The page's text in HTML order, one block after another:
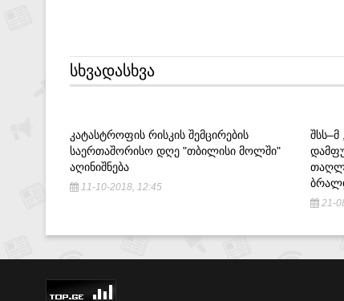
ᲡᲮᲕᲐᲓᲐᲡᲮᲕᲐ
ᲙᲐᲢᲐᲡᲢᲠᲝᲤᲘᲡ ᲠᲘᲡᲙᲘᲡ ᲨᲔᲛᲪᲘᲠᲔᲑᲘᲡ
ᲡᲐᲔᲠᲗᲐᲨᲝᲠᲘᲡᲝ ᲓᲦᲔ "ᲗᲑᲘᲚᲘᲡᲘ ᲛᲝᲚᲨᲘ"
ᲐᲦᲘᲜᲘᲨᲜᲔᲑᲐ
11-10-2018, 12:45
ᲨᲡᲡ–Მ
21-